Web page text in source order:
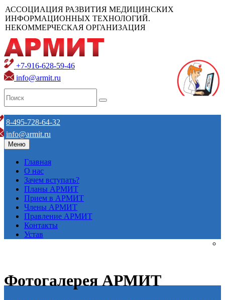
АССОЦИАЦИЯ РАЗВИТИЯ МЕДИЦИНСКИХ
ИНФОРМАЦИОННЫХ ТЕХНОЛОГИЙ.
НЕКОММЕРЧЕСКАЯ ОРГАНИЗАЦИЯ
+7-916-628-59-46
info@armit.ru
8-495-728-64-32
info@armit.ru
Меню
Главная
О нас
Зачем вступать?
Планы АРМИТ
Прием в АРМИТ
Члены АРМИТ
Правление АРМИТ
Контакты
Устав
Фотогалерея АРМИТ